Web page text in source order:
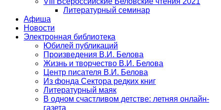
Литературный семинар
Афиша
Новости
Электронная библиотека
Юбилей публикаций
Произведения В.И. Белова
Жизнь и творчество В.И. Белова
Центр писателя В.И. Белова
Из фонда Сектора редких книг
Литературный маяк
В одном счастливом детстве: летняя онлайн-
газета